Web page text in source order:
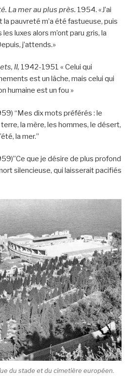
La mer au plus près. 1954. «J’ai
la pauvreté m’a été fastueuse, puis
les luxes alors m’ont paru gris, la
j’attends.»
II, 1942-1951 « Celui qui
est un lâche, mais celui qui
humaine est un fou »
“Mes dix mots préférés : le
la mère, les hommes, le désert,
la mer.”
que je désire de plus profond
silencieuse, qui laisserait pacifiés
du stade et du cimetière européen.